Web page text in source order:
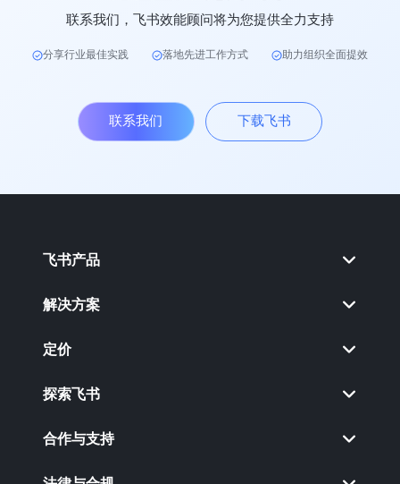
联系我们，飞书效能顾问将为您提供全力支持
分享行业最佳实践 落地先进工作方式 助力组织全面提效
联系我们 下载飞书
飞书产品
解决方案
定价
探索飞书
合作与支持